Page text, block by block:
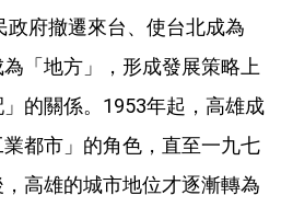
府撤遷來台、使台北成為
為「地方」，形成發展策略上
的關係。1953年起，高雄成
都市」的角色，直至一九七
高雄的城市地位才逐漸轉為